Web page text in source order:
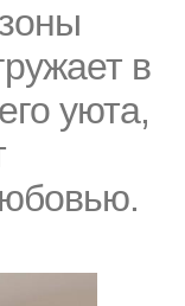
в
уюта,